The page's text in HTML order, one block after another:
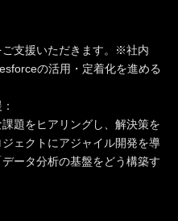
支援いただきます。※社内
の活用・定着化を進める
題をヒアリングし、解決策を
ェクトにアジャイル開発を導
ータ分析の基盤をどう構築す